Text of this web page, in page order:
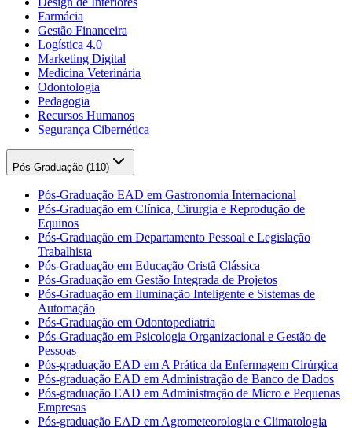
Farmácia
Gestão Financeira
Logística 4.0
Marketing Digital
Medicina Veterinária
Odontologia
Pedagogia
Recursos Humanos
Segurança Cibernética
Pós-Graduação (110)
Pós-Graduação EAD em Gastronomia Internacional
Pós-Graduação em Clínica, Cirurgia e Reprodução de
Equinos
Pós-Graduação em Departamento Pessoal e Legislação
Trabalhista
Pós-Graduação em Educação Cristã Clássica
Pós-Graduação em Gestão Integrada de Projetos
Pós-Graduação em Iluminação Inteligente e Sistemas de
Automação
Pós-Graduação em Odontopediatria
Pós-Graduação em Psicologia Organizacional e Gestão de
Pessoas
Pós-graduação EAD em A Prática da Enfermagem Cirúrgica
Pós-graduação EAD em Administração de Banco de Dados
Pós-graduação EAD em Administração de Micro e Pequenas
Empresas
Pós-graduação EAD em Agrometeorologia e Climatologia